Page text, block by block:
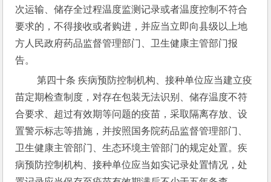
次运输、储存全过程温度监测记录或者温度控制不符合
要求的，不得接收或者购进，并应当立即向县级以上地
方人民政府药品监督管理部门、卫生健康主管部门报
告。
第四十条 疾病预防控制机构、接种单位应当建立疫
苗定期检查制度，对存在包装无法识别、储存温度不符
合要求、超过有效期等问题的疫苗，采取隔离存放、设
置警示标志等措施，并按照国务院药品监督管理部门、
卫生健康主管部门、生态环境主管部门的规定处置。疾
病预防控制机构、接种单位应当如实记录处置情况，处